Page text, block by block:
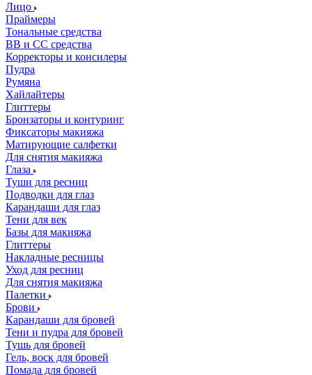
Лицо
Праймеры
Тональные средства
ВВ и СС средства
Корректоры и консилеры
Пудра
Румяна
Хайлайтеры
Глиттеры
Бронзаторы и контуринг
Фиксаторы макияжа
Матирующие салфетки
Для снятия макияжа
Глаза
Туши для ресниц
Подводки для глаз
Карандаши для глаз
Тени для век
Базы для макияжа
Глиттеры
Накладные ресницы
Уход для ресниц
Для снятия макияжа
Палетки
Брови
Карандаши для бровей
Тени и пудра для бровей
Тушь для бровей
Гель, воск для бровей
Помада для бровей